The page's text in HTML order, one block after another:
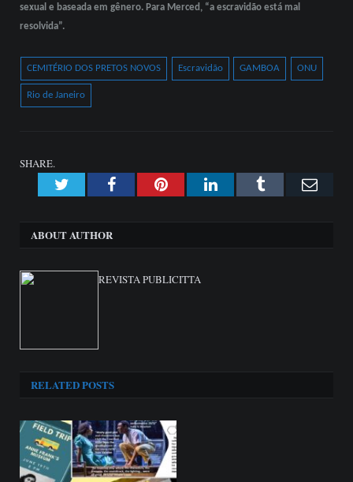
sexual e baseada em gênero. Para Merced, “a escravidão está mal
resolvida”.
CEMITÉRIO DOS PRETOS NOVOS Escravidão GAMBOA ONU
Rio de Janeiro
SHARE.
TwitterFacebookPinterestLinkedInTumblr
ABOUT AUTHOR
REVISTA PUBLICITTA
RELATEDPOSTS